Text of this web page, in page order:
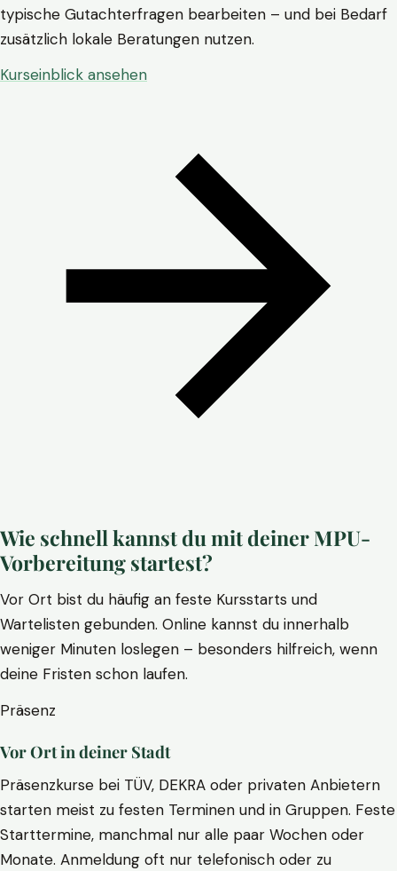
typische Gutachterfragen bearbeiten – und bei Bedarf
zusätzlich lokale Beratungen nutzen.
Kurseinblick ansehen
Wie schnell kannst du mit deiner MPU-
Vorbereitung startest?
Vor Ort bist du häufig an feste Kursstarts und
Wartelisten gebunden. Online kannst du innerhalb
weniger Minuten loslegen – besonders hilfreich, wenn
deine Fristen schon laufen.
Präsenz
Vor Ort in deiner Stadt
Präsenzkurse bei TÜV, DEKRA oder privaten Anbietern
starten meist zu festen Terminen und in Gruppen. Feste
Starttermine, manchmal nur alle paar Wochen oder
Monate. Anmeldung oft nur telefonisch oder zu